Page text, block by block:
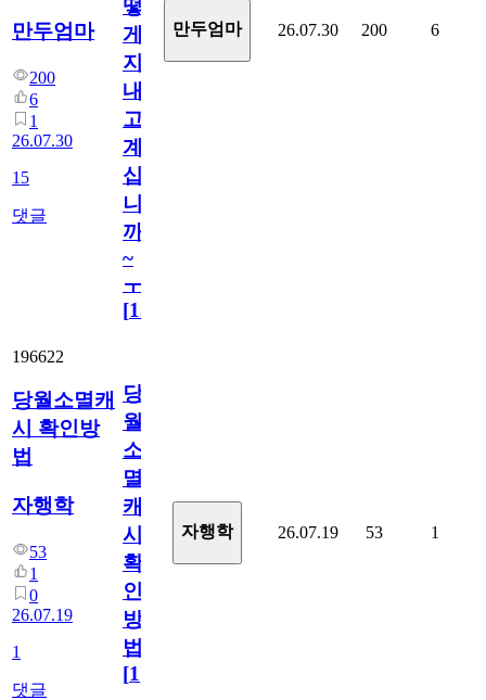
만두엄마
200
6
1
26.07.30
15
댓글
떻
게
지
내
고
계
십
니
까
~
ㅜ
[15
만두엄마 26.07.30 200 6
196622
당월소멸캐
시 확인방
법
자행학
53
1
0
26.07.19
1
댓글
당
월
소
멸
캐
시
확
인
방
법
[1]
자행학 26.07.19 53 1